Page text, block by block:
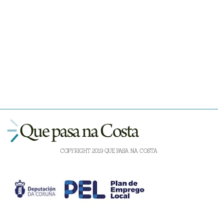
COPYRIGHT 2019 QUE PASA NA COSTA